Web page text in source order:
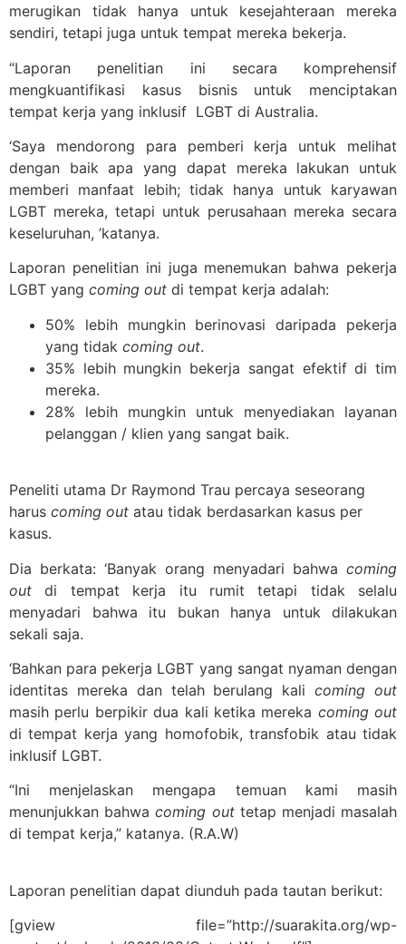
merugikan tidak hanya untuk kesejahteraan mereka
sendiri, tetapi juga untuk tempat mereka bekerja.
“Laporan penelitian ini secara komprehensif
mengkuantifikasi kasus bisnis untuk menciptakan
tempat kerja yang inklusif LGBT di Australia.
‘Saya mendorong para pemberi kerja untuk melihat
dengan baik apa yang dapat mereka lakukan untuk
memberi manfaat lebih; tidak hanya untuk karyawan
LGBT mereka, tetapi untuk perusahaan mereka secara
keseluruhan, ’katanya.
Laporan penelitian ini juga menemukan bahwa pekerja
LGBT yang coming out di tempat kerja adalah:
50% lebih mungkin berinovasi daripada pekerja
yang tidak coming out.
35% lebih mungkin bekerja sangat efektif di tim
mereka.
28% lebih mungkin untuk menyediakan layanan
pelanggan / klien yang sangat baik.
Peneliti utama Dr Raymond Trau percaya seseorang
harus coming out atau tidak berdasarkan kasus per
kasus.
Dia berkata: ‘Banyak orang menyadari bahwa coming
out di tempat kerja itu rumit tetapi tidak selalu
menyadari bahwa itu bukan hanya untuk dilakukan
sekali saja.
‘Bahkan para pekerja LGBT yang sangat nyaman dengan
identitas mereka dan telah berulang kalicoming out
masih perlu berpikir dua kali ketika mereka coming out
di tempat kerja yang homofobik, transfobik atau tidak
inklusif LGBT.
“Ini menjelaskan mengapa temuan kami masih
menunjukkan bahwacoming out tetap menjadi masalah
di tempat kerja,” katanya. (R.A.W)
Laporan penelitian dapat diunduh pada tautan berikut:
[gview file=”http://suarakita.org/wp-